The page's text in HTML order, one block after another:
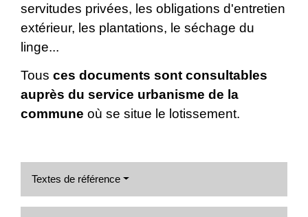
servitudes privées, les obligations d'entretien
extérieur, les plantations, le séchage du
linge...
Tous ces documents sont consultables
auprès du service urbanisme de la
commune où se situe le lotissement.
Textes de référence